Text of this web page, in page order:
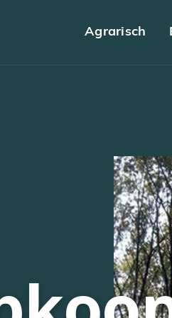
Agrarisch